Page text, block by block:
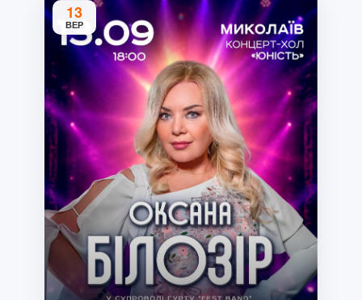
13
ВЕР